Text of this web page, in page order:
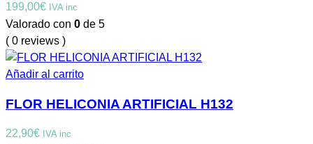
199,00€ IVA inc
Valorado con 0 de 5
( 0 reviews )
Añadir al carrito
FLOR HELICONIA ARTIFICIAL H132
22,90€ IVA inc